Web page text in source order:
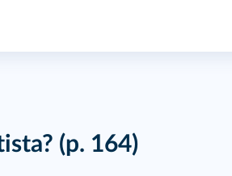
(p. 164)